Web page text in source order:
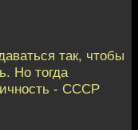
так, чтобы
Но тогда
- СССР